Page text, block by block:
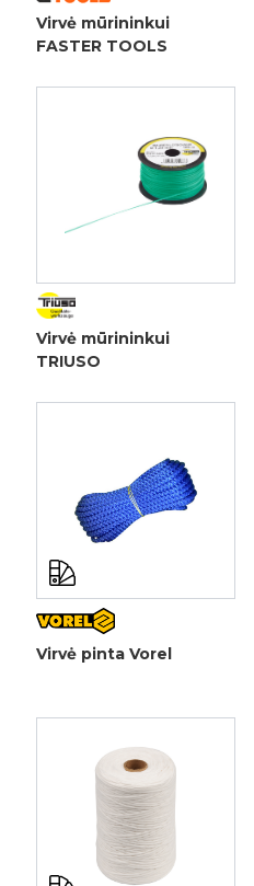
Virvė mūrininkui
FASTER TOOLS
Virvė mūrininkui
TRIUSO
Virvė pinta Vorel